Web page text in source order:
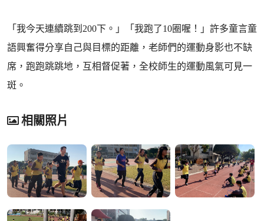
「我今天連續跳到200下。」「我跑了10圈喔！」許多童言童
語興奮得分享自己與目標的距離，老師們的運動身影也不缺
席，跑跑跳跳地，互相督促著，全校師生的運動風氣可見一
斑。
相關照片